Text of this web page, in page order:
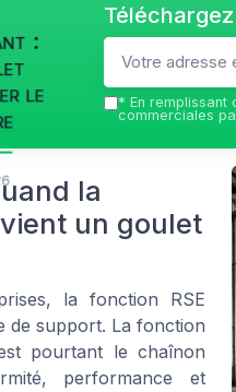
:
le
* En remplissant
commerciales
la
un goulet
la fonction RSE
de support. La fonction
pourtant le chaînon
performance et